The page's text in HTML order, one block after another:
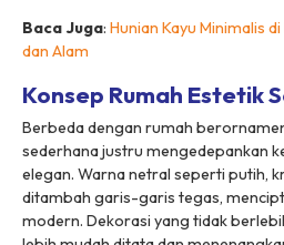
Baca Juga: Hunian Kayu Minimalis
dan Alam
Konsep Rumah Estetik
Berbeda dengan rumah
sederhana justru mengedepankan
elegan. Warna netral seperti putih,
ditambah garis-garis tegas,
modern. Dekorasi yang tidak